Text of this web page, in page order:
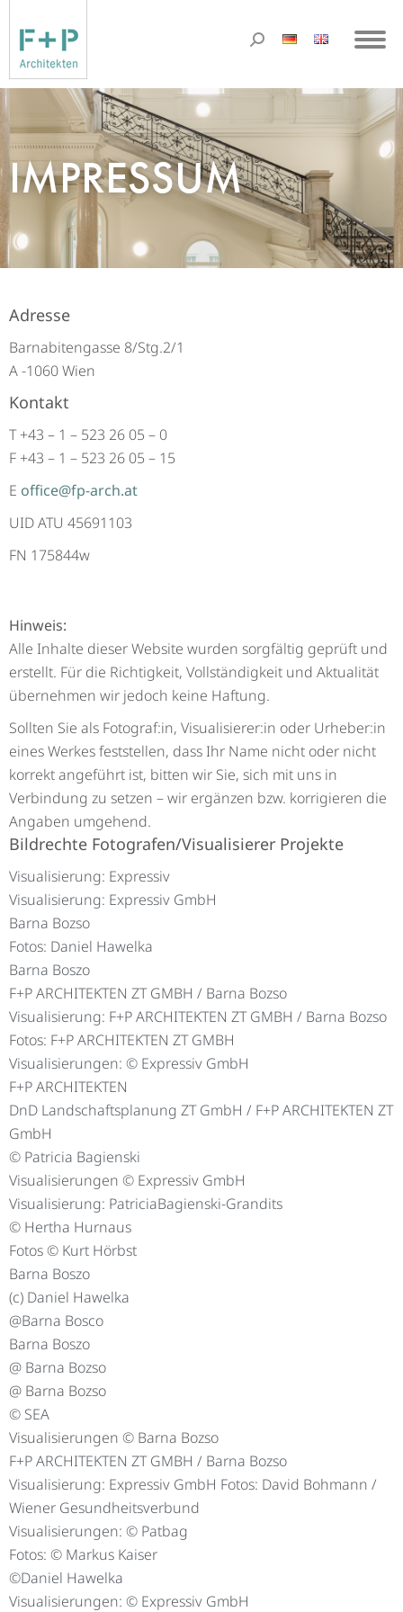
IMPRESSUM
Adresse
Barnabitengasse 8/Stg.2/1
A -1060 Wien
Kontakt
T +43 – 1 – 523 26 05 – 0
F +43 – 1 – 523 26 05 – 15
E office@fp-arch.at
UID ATU 45691103
FN 175844w
Hinweis:
Alle Inhalte dieser Website wurden sorgfältig geprüft und
erstellt. Für die Richtigkeit, Vollständigkeit und Aktualität
übernehmen wir jedoch keine Haftung.
Sollten Sie als Fotograf:in, Visualisierer:in oder Urheber:in
eines Werkes feststellen, dass Ihr Name nicht oder nicht
korrekt angeführt ist, bitten wir Sie, sich mit uns in
Verbindung zu setzen – wir ergänzen bzw. korrigieren die
Angaben umgehend.
Bildrechte Fotografen/Visualisierer Projekte
Visualisierung: Expressiv
Visualisierung: Expressiv GmbH
Barna Bozso
Fotos: Daniel Hawelka
Barna Boszo
F+P ARCHITEKTEN ZT GMBH / Barna Bozso
Visualisierung: F+P ARCHITEKTEN ZT GMBH / Barna Bozso
Fotos: F+P ARCHITEKTEN ZT GMBH
Visualisierungen: © Expressiv GmbH
F+P ARCHITEKTEN
DnD Landschaftsplanung ZT GmbH / F+P ARCHITEKTEN ZT
GmbH
© Patricia Bagienski
Visualisierungen © Expressiv GmbH
Visualisierung: PatriciaBagienski-Grandits
© Hertha Hurnaus
Fotos © Kurt Hörbst
Barna Boszo
(c) Daniel Hawelka
@Barna Bosco
Barna Boszo
@ Barna Bozso
@ Barna Bozso
© SEA
Visualisierungen © Barna Bozso
F+P ARCHITEKTEN ZT GMBH / Barna Bozso
Visualisierung: Expressiv GmbH Fotos: David Bohmann /
Wiener Gesundheitsverbund
Visualisierungen: © Patbag
Fotos: © Markus Kaiser
©Daniel Hawelka
Visualisierungen: © Expressiv GmbH